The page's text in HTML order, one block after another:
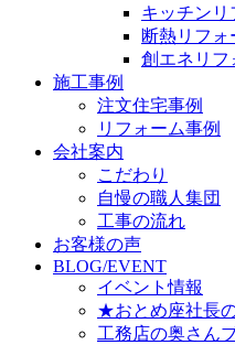
キッチンリ
断熱リフォ
創エネリフ
施工事例
注文住宅事例
リフォーム事例
会社案内
こだわり
自慢の職人集団
工事の流れ
お客様の声
BLOG/EVENT
イベント情報
★おとめ座社長
工務店の奥さん